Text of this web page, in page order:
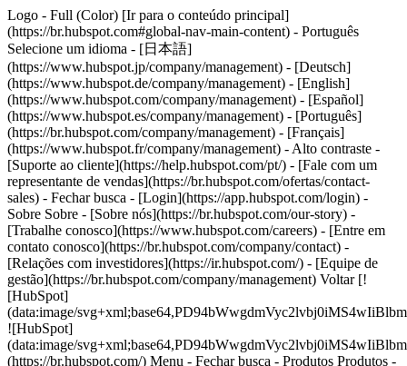
Logo - Full (Color) [Ir para o conteúdo principal]
(https://br.hubspot.com#global-nav-main-content) - Português
Selecione um idioma - [日本語]
(https://www.hubspot.jp/company/management) - [Deutsch]
(https://www.hubspot.de/company/management) - [English]
(https://www.hubspot.com/company/management) - [Español]
(https://www.hubspot.es/company/management) - [Português]
(https://br.hubspot.com/company/management) - [Français]
(https://www.hubspot.fr/company/management) - Alto contraste -
[Suporte ao cliente](https://help.hubspot.com/pt/) - [Fale com um
representante de vendas](https://br.hubspot.com/ofertas/contact-
sales) - Fechar busca - [Login](https://app.hubspot.com/login) -
Sobre Sobre - [Sobre nós](https://br.hubspot.com/our-story) -
[Trabalhe conosco](https://www.hubspot.com/careers) - [Entre em
contato conosco](https://br.hubspot.com/company/contact) -
[Relações com investidores](https://ir.hubspot.com/) - [Equipe de
gestão](https://br.hubspot.com/company/management) Voltar [!
[HubSpot]
(data:image/
![HubSpot]
(data:image/
(https://br.hubspot.com/) Menu - Fechar busca - Produtos Produtos -